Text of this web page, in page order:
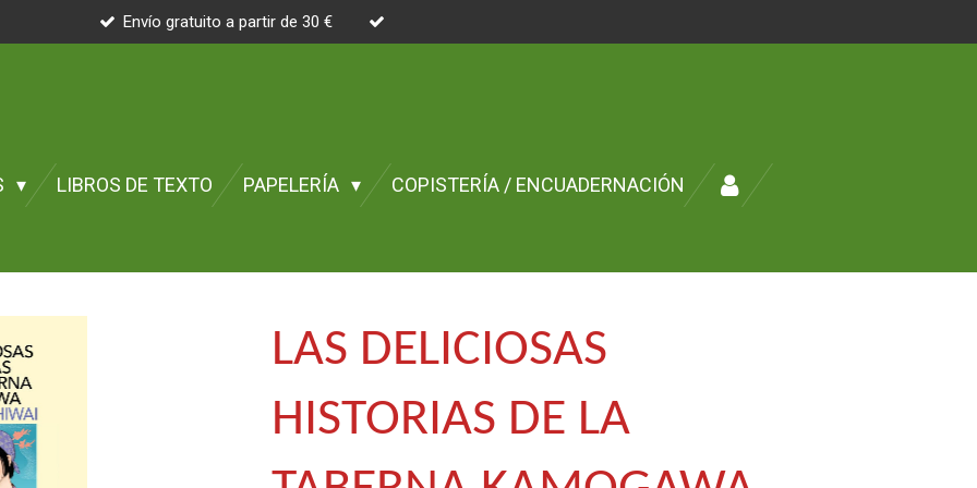
Envío gratuito a partir de 30 €
LIBROS DE TEXTO PAPELERÍA COPISTERÍA / ENCUADERNACIÓN
LAS DELICIOSAS
HISTORIAS DE LA